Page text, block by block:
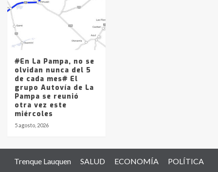
#En La Pampa, no se
olvidan nunca del 5
de cada mes# El
grupo Autovía de La
Pampa se reunió
otra vez este
miércoles
5 agosto, 2026
Trenque Lauquen SALUD ECONOMÍA POLÍTICA